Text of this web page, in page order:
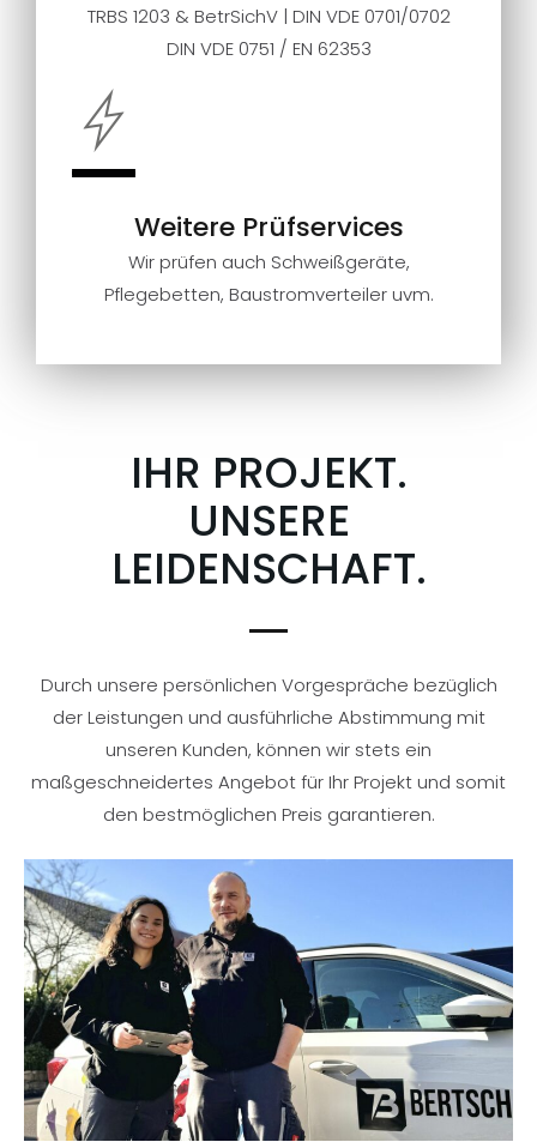
TRBS 1203 & BetrSichV | DIN VDE 0701/0702
DIN VDE 0751 / EN 62353
Weitere Prüfservices
Wir prüfen auch Schweißgeräte,
Pflegebetten, Baustromverteiler uvm.
IHR PROJEKT.
UNSERE
LEIDENSCHAFT.
Durch unsere persönlichen Vorgespräche bezüglich
der Leistungen und ausführliche Abstimmung mit
unseren Kunden, können wir stets ein
maßgeschneidertes Angebot für Ihr Projekt und somit
den bestmöglichen Preis garantieren.